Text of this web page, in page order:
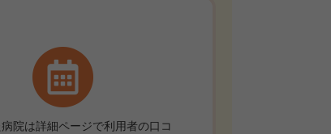
院は詳細ページで利用者の口コ